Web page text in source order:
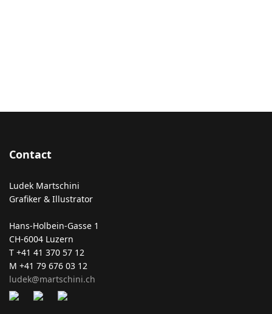
Contact
Ludek Martschini
Grafiker & Illustrator
Hans-Holbein-Gasse 1
CH-6004 Luzern
T +41 41 370 57 12
M +41 79 676 03 12
ludek@martschini.ch